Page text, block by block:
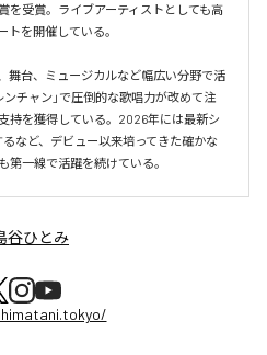
を受賞。ライブアーティストとしても高
トを開催している。
舞台、ミュージカルなど幅広い分野で活
チャン」で圧倒的な歌唱力が改めて注
持を獲得している。2026年には最新シ
るなど、デビュー以来培ってきた確かな
第一線で活躍を続けている。
谷ひとみ